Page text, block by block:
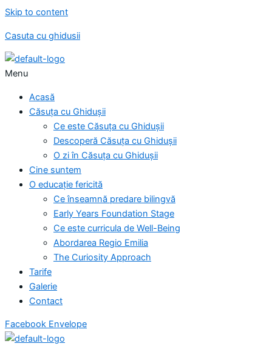
Skip to content
Casuta cu ghidusii
Menu
Acasă
Căsuța cu Ghidușii
Ce este Căsuța cu Ghidușii
Descoperă Căsuța cu Ghidușii
O zi în Căsuța cu Ghidușii
Cine suntem
O educație fericită
Ce înseamnă predare bilingvă
Early Years Foundation Stage
Ce este curricula de Well-Being
Abordarea Regio Emilia
The Curiosity Approach
Tarife
Galerie
Contact
Facebook Envelope